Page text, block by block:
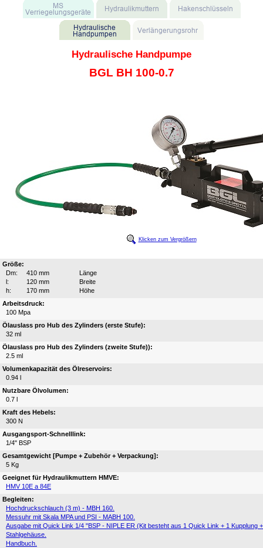
Hydraulische Handpumpe
BGL BH 100-0.7
Klicken zum Vergrößern
Größe:
Dm:
410 mm
Länge
l:
120 mm
Breite
h:
170 mm
Höhe
Arbeitsdruck:
100 Mpa
Ölauslass pro Hub des Zylinders (erste Stufe):
32 ml
Ölauslass pro Hub des Zylinders (zweite Stufe)):
2.5 ml
Volumenkapazität des Ölreservoirs:
0.94 l
Nutzbare Ölvolumen:
0.7 l
Kraft des Hebels:
300 N
Ausgangsport-Schnelllink:
1/4" BSP
Gesamtgewicht [Pumpe + Zubehör + Verpackung]:
5 Kg
Geeignet für Hydraulikmuttern HMVE:
HMV 10E a 84E
Begleiten:
Hochdruckschlauch (3 m) - MBH 160.
Messuhr mit Skala MPA und PSI - MABH 100.
Ausgabe mit Quick Link 1/4 "BSP - NIPLE ER (Kit besteht aus 1 Quick Link + 1 Kupplung
Stahlgehäuse.
Handbuch.